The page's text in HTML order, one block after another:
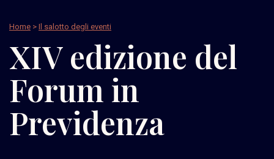
Home > Il salotto degli eventi
XIV edizione del
Forum in
Previdenza